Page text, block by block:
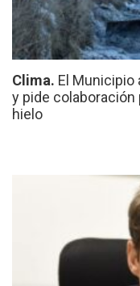
Clima. El Municipio
y pide colaboración
hielo